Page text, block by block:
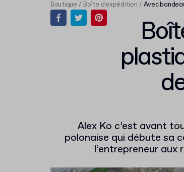
Boutique Boîte d'expédition Avec
Alex Ko c’est avant
polonaise qui débute sa
l’entrepreneur aux